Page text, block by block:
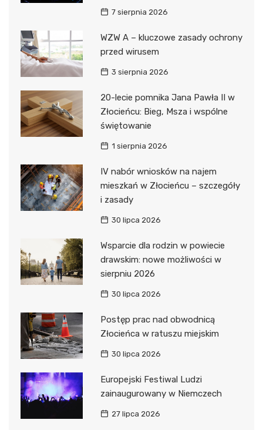
7 sierpnia 2026
WZW A – kluczowe zasady ochrony
przed wirusem
3 sierpnia 2026
20-lecie pomnika Jana Pawła II w
Złocieńcu: Bieg, Msza i wspólne
świętowanie
1 sierpnia 2026
IV nabór wniosków na najem
mieszkań w Złocieńcu – szczegóły
i zasady
30 lipca 2026
Wsparcie dla rodzin w powiecie
drawskim: nowe możliwości w
sierpniu 2026
30 lipca 2026
Postęp prac nad obwodnicą
Złocieńca w ratuszu miejskim
30 lipca 2026
Europejski Festiwal Ludzi
zainaugurowany w Niemczech
27 lipca 2026